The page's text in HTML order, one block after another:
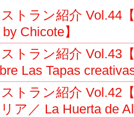
トラン紹介 Vol.44
Chicote】
トラン紹介 Vol.43
Las Tapas
トラン紹介 Vol.42
ア／ La Huerta de